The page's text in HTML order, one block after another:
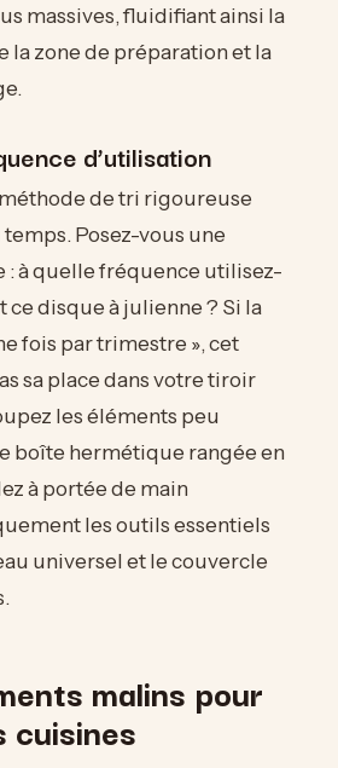
massives, fluidifiant ainsi la
la zone de préparation et la
d’utilisation
de tri rigoureuse
Posez-vous une
: à quelle fréquence utilisez-
disque à julienne ? Si la
fois par trimestre », cet
sa place dans votre tiroir
les éléments peu
boîte hermétique rangée en
à portée de main
les outils essentiels
universel et le couvercle
malins pour
cuisines